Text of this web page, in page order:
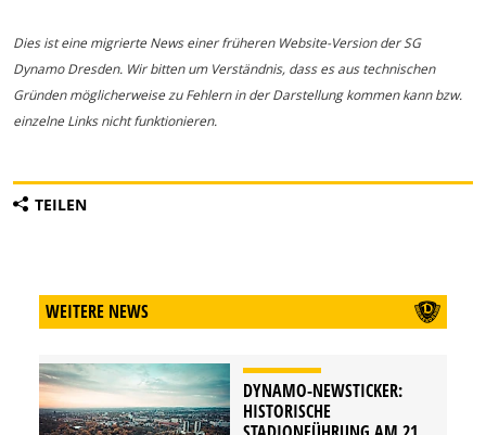
Dies ist eine migrierte News einer früheren Website-Version der SG
Dynamo Dresden. Wir bitten um Verständnis, dass es aus technischen
Gründen möglicherweise zu Fehlern in der Darstellung kommen kann bzw.
einzelne Links nicht funktionieren.
TEILEN
WEITERE NEWS
DYNAMO-NEWSTICKER:
HISTORISCHE